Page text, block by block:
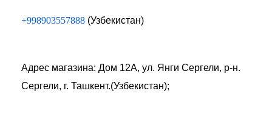
+998903557888 (Узбекистан)
Адрес магазина: Дом 12А, ул. Янги Сергели, р-н.
Сергели, г. Ташкент.(Узбекистан);